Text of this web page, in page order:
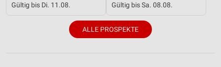
Gültig bis Di. 11.08. Gültig bis Sa. 08.08.
ALLE PROSPEKTE